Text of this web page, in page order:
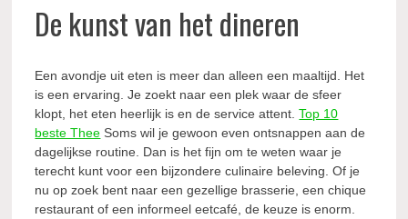
De kunst van het dineren
Een avondje uit eten is meer dan alleen een maaltijd. Het
is een ervaring. Je zoekt naar een plek waar de sfeer
klopt, het eten heerlijk is en de service attent.Top 10
beste Thee Soms wil je gewoon even ontsnappen aan de
dagelijkse routine. Dan is het fijn om te weten waar je
terecht kunt voor een bijzondere culinaire beleving. Of je
nu op zoek bent naar een gezellige brasserie, een chique
restaurant of een informeel eetcafé, de keuze is enorm.